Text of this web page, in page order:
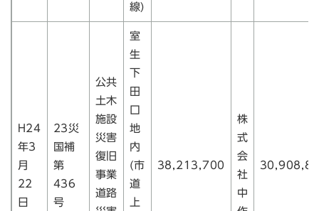
線)
H24
年3
月
22
日
23災
国補
第
436
号
公共
土木
施設
災害
復旧
事業
道路
室
生
下
田
口
地
内
(市
道
上
38,213,700
株
式
会
社
中